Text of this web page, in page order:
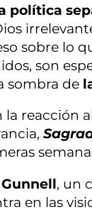
política
sobre lo
son
sombra de
reacción
, un
en las